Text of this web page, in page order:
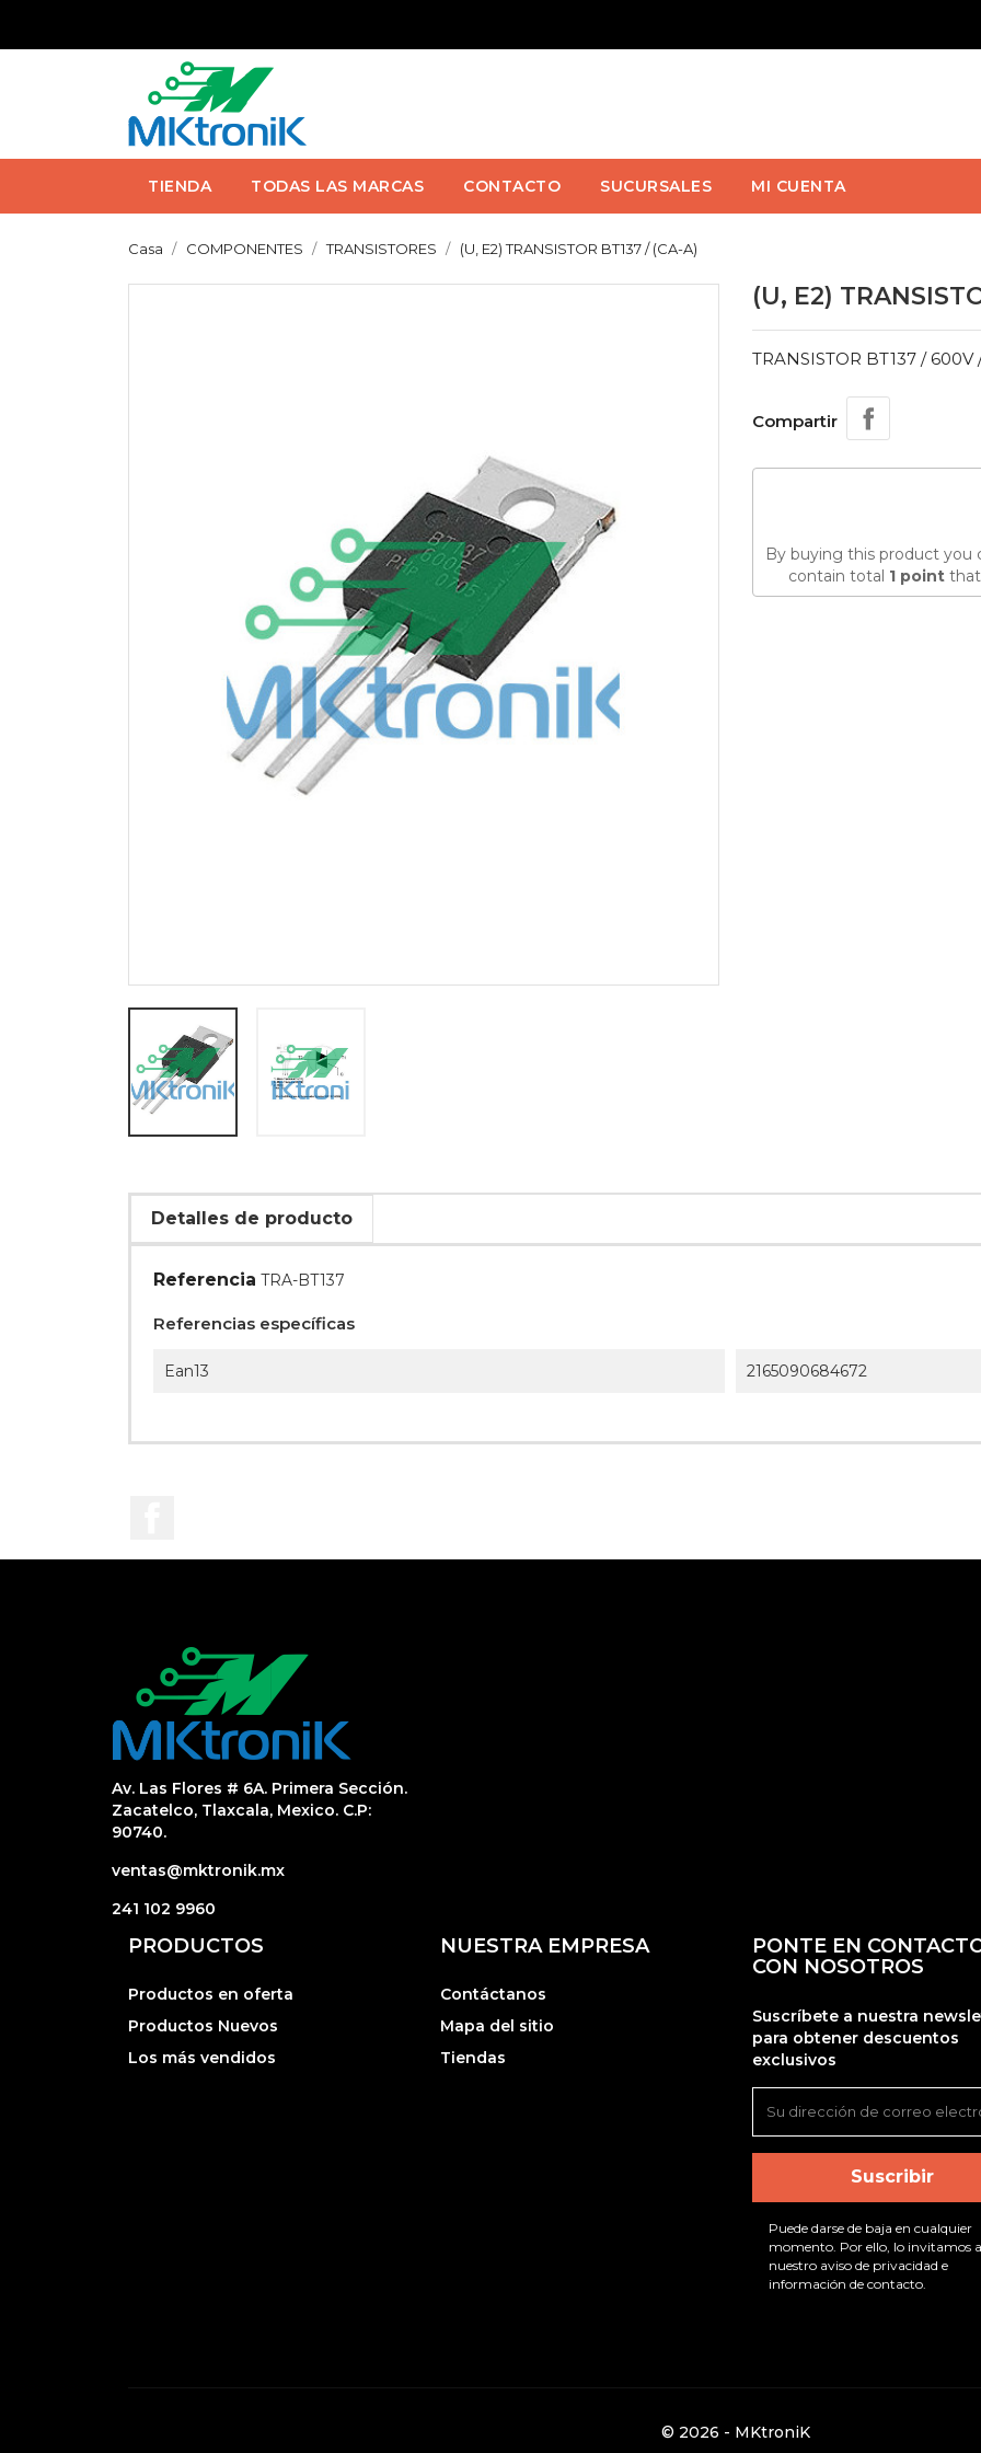
TIENDA TODAS LAS MARCAS CONTACTO SUCURSALES MI CUENTA
Casa COMPONENTES TRANSISTORES (U, E2) TRANSISTOR BT137 / (CA-A)
(U, E2)
TRANSISTOR BT137 / 600V
Compartir
By buying this product
contain total 1 point
Detalles de producto
Referencia TRA-BT137
Referencias específicas
Ean13 2165090684672
Av. Las Flores # 6A. Primera Sección.
Zacatelco, Tlaxcala, Mexico. C.P:
90740.
ventas@mktronik.mx
241 102 9960
PRODUCTOS
Productos en oferta
Productos Nuevos
Los más vendidos
NUESTRA EMPRESA
Contáctanos
Mapa del sitio
Tiendas
PONTE EN
CON NOSOTROS
Suscríbete a nuestra
para obtener descuentos
exclusivos
Puede darse de baja en cualquier
momento. Por ello, lo invitamos
nuestro aviso de privacidad e
información de contacto.
© 2026 - MKtroniK